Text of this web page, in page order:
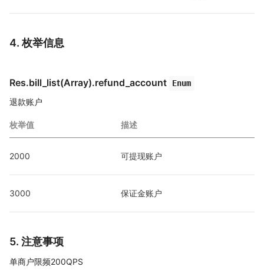
4. 枚举信息
Res.bill_list(Array).refund_account Enum
退款账户
枚举值 描述
2000 可提现账户
3000 保证金账户
5. 注意事项
单商户限频200QPS